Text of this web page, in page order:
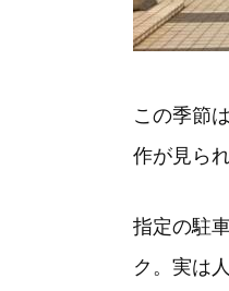
この季節
作が見ら
指定の駐
ク。実は